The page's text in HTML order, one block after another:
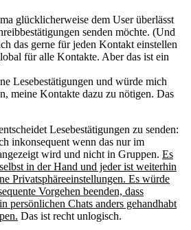
glücklicherweise dem User überlässt
senden möchte. (Und
das gerne für jeden Kontakt einstellen
für alle Kontakte. Aber das ist ein
Lesebestätigungen und würde mich
meine Kontakte dazu zu nötigen. Das
Lesebestätigungen zu senden:
inkonsequent wenn das nur im
wird und nicht in Gruppen. Es
in der Hand und jeder ist weiterhin
Privatsphäreeinstellungen. Es würde
Vorgehen beenden, dass
persönlichen Chats anders gehandhabt
Das ist recht unlogisch.